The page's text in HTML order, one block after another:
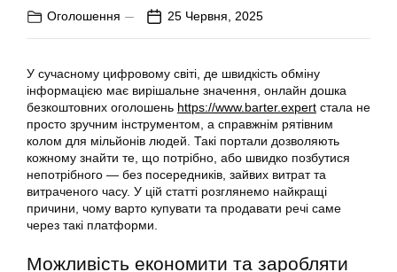
Оголошення 25 Червня, 2025
У сучасному цифровому світі, де швидкість обміну
інформацією має вирішальне значення, онлайн дошка
безкоштовних оголошень https://www.barter.expert стала не
просто зручним інструментом, а справжнім рятівним
колом для мільйонів людей. Такі портали дозволяють
кожному знайти те, що потрібно, або швидко позбутися
непотрібного — без посередників, зайвих витрат та
витраченого часу. У цій статті розглянемо найкращі
причини, чому варто купувати та продавати речі саме
через такі платформи.
Можливість економити та заробляти